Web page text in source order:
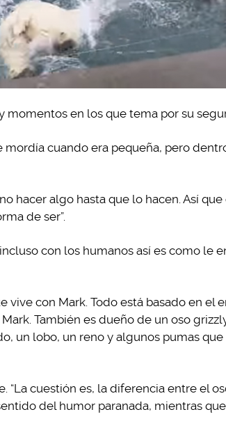
momentos en los que tema por su
mordía cuando era pequeña, pero
hacer algo hasta que lo hacen. Así
de ser”.
con los humanos así es como le
vive con Mark. Todo está basado en el
También es dueño de un oso
un lobo, un reno y algunos pumas
“La cuestión es, la diferencia entre el
del humor paranada, mientras